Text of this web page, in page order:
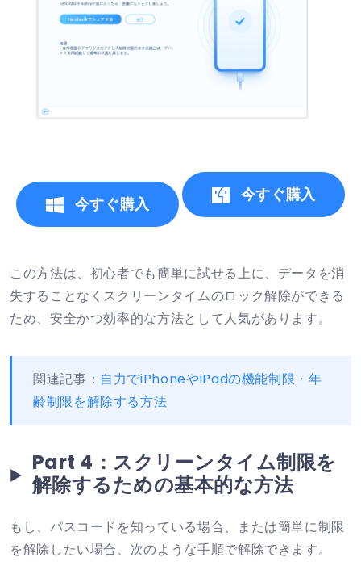
今すぐ購入 今すぐ購入
この方法は、初心者でも簡単に試せる上に、データを消
失することなくスクリーンタイムのロック解除ができる
ため、安全かつ効率的な方法として人気があります。
関連記事： 自力でiPhoneやiPadの機能制限・年
齢制限を解除する方法
Part 4：スクリーンタイム制限を
解除するための基本的な方法
もし、パスコードを知っている場合、または簡単に制限
を解除したい場合、次のような手順で解除できます。